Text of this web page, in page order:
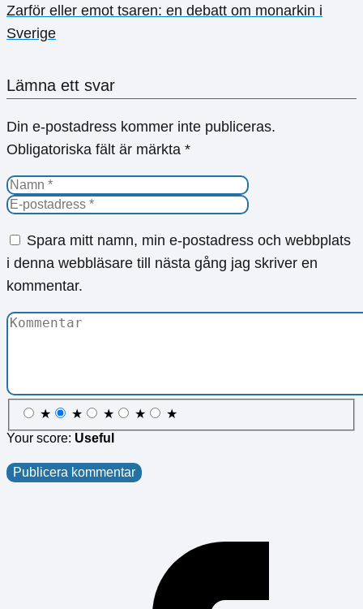
Zarför eller emot tsaren: en debatt om monarkin i
Sverige
Lämna ett svar
Din e-postadress kommer inte publiceras.
Obligatoriska fält är märkta *
Spara mitt namn, min e-postadress och webbplats
i denna webbläsare till nästa gång jag skriver en
kommentar.
★ ★ ★ ★
★
Your score: Useful